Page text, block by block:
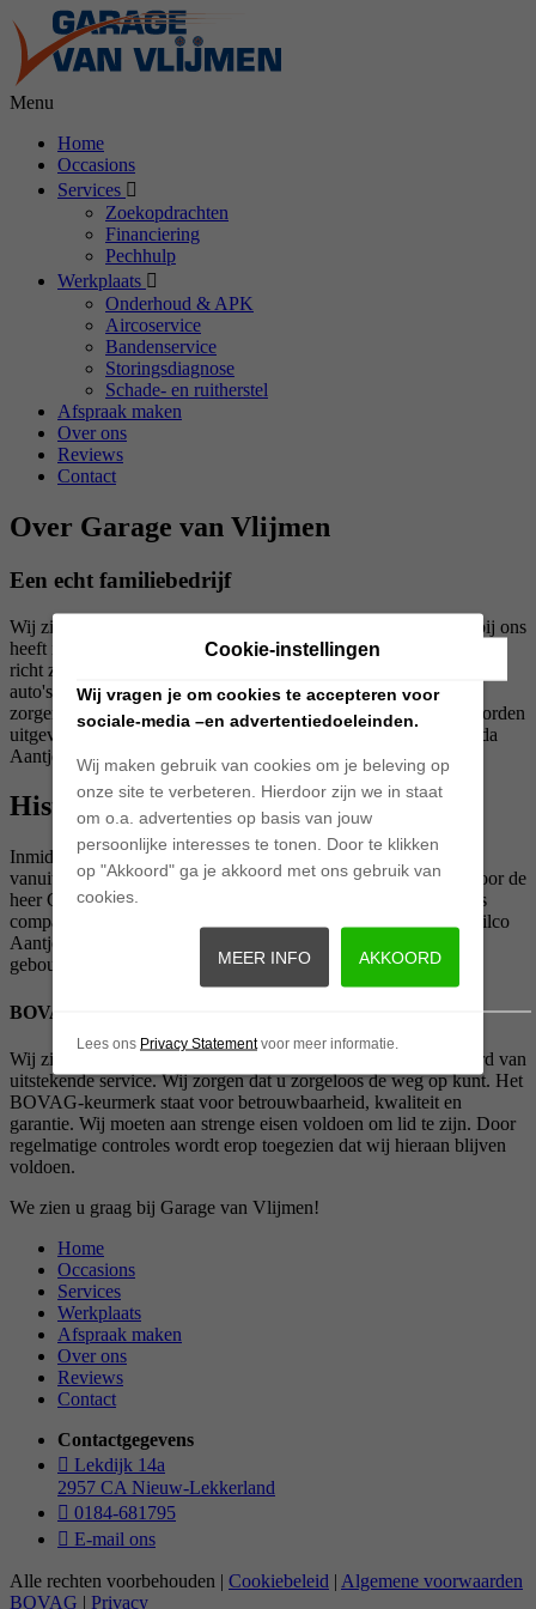
Menu
Home
Occasions
Services
Zoekopdrachten
Financiering
Pechhulp
Werkplaats
Onderhoud & APK
Aircoservice
Bandenservice
Storingsdiagnose
Schade- en ruitherstel
Afspraak maken
Over ons
Reviews
Contact
Over Garage van Vlijmen
Een echt familiebedrijf
Wij zijn een familiebedrijf gevestigd in Nieuw-Lekkerland en bij ons
heeft ieder familielid zo zijn eigen taken. De heer Wilco Aantjes
richt zich voornamelijk op de verkoop van nieuwe en gebruikte
auto's. Neef Theo, Sander en Mark. onze eerste klas monteurs,
zorgen ervoor dat alle reparaties met grote vakbekwaamheid worden
uitgevoerd. De administratie wordt gedaan door mevrouw Gerda
Aantjes.
Historie
Inmiddels zo'n 55 jaar geleden is Garage van Vlijmen ontstaan
vanuit het hobbymatig uitvoeren van onderhoud en reparatie door de
heer Gerrit van Vlijmen. Sinds 1979 is de heer Teus Aantjes als
compagnon in het bedrijf gekomen en vanaf 2008 ook zoon Wilco
Aantjes. In datzelfde jaar is er een volledig nieuw bedrijfspand
gebouwd op de huidige locatie.
BOVAG
Wij zijn ook erkend BOVAG-bedrijf. Hierdoor bent u verzekerd van
uitstekende service. Wij zorgen dat u zorgeloos de weg op kunt. Het
BOVAG-keurmerk staat voor betrouwbaarheid, kwaliteit en
garantie. Wij moeten aan strenge eisen voldoen om lid te zijn. Door
regelmatige controles wordt erop toegezien dat wij hieraan blijven
voldoen.
We zien u graag bij Garage van Vlijmen!
Home
Occasions
Services
Werkplaats
Afspraak maken
Over ons
Reviews
Contact
Contactgegevens
Lekdijk 14a
2957 CA Nieuw-Lekkerland
0184-681795
E-mail ons
Alle rechten voorbehouden | Cookiebeleid | Algemene voorwaarden
BOVAG | Privacy
Cookie-instellingen
Wij vragen je om cookies te accepteren voor
sociale-media –en advertentiedoeleinden.
Wij maken gebruik van cookies om je beleving op
onze site te verbeteren. Hierdoor zijn we in staat
om o.a. advertenties op basis van jouw
persoonlijke interesses te tonen. Door te klikken
op "Akkoord" ga je akkoord met ons gebruik van
cookies.
AKKOORD
MEER INFO
Lees ons Privacy Statementvoor meer informatie.